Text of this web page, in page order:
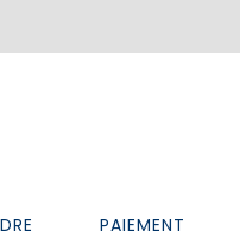
PAIEMENT